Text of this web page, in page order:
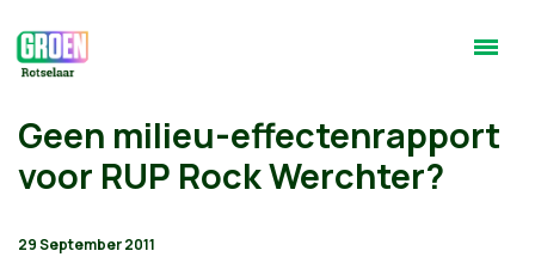
Geen milieu-effectenrapport
voor RUP Rock Werchter?
29 September 2011